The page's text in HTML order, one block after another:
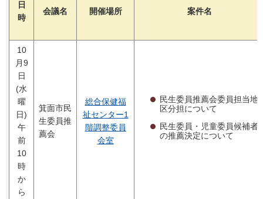
日
時
会議名 開催場所 案件名
10
月9
日
(水
曜
日)
午
前
10
時
か
ら
箕面市民
生委員推
薦会
総合保健福
祉センター1
階調整委員
会室
民生委員推薦会委員担当地
区分担について
民生委員・児童委員候補者
の推薦決定について